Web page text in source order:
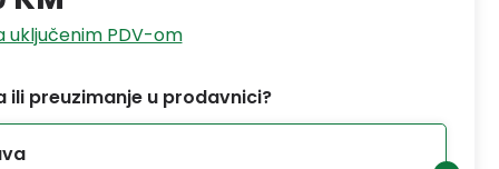
uključenim PDV-om
ili preuzimanje u prodavnici?